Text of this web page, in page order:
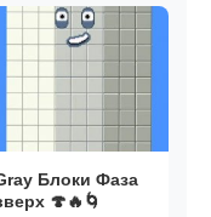
Блоки Фаза
🍄🔥🌀